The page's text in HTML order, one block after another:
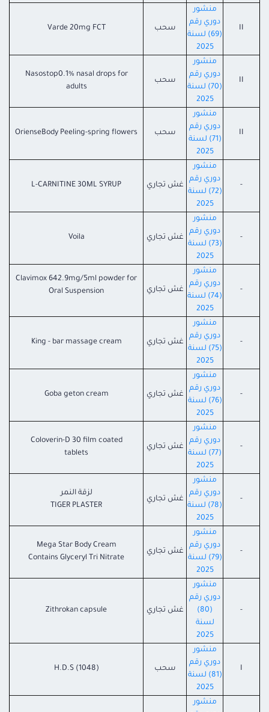
II
منشور
دوري رقم
(69) لسنة
2025
سحب Varde 20mg FCT
II
منشور
دوري رقم
(70) لسنة
2025
سحب
Nasostop0.1% nasal drops for
adults
II
منشور
دوري رقم
(71) لسنة
2025
سحب OrienseBody Peeling-spring flowers
-
منشور
دوري رقم
(72) لسنة
2025
غش تجاري L-CARNITINE 30ML SYRUP
-
منشور
دوري رقم
(73) لسنة
2025
غش تجاري Voila
-
منشور
دوري رقم
(74) لسنة
2025
غش تجاري
Clavimox 642.9mg/5ml powder for
Oral Suspension
-
منشور
دوري رقم
(75) لسنة
2025
غش تجاري King - bar massage cream
-
منشور
دوري رقم
(76) لسنة
2025
غش تجاري Goba geton cream
-
منشور
دوري رقم
(77) لسنة
2025
غش تجاري
Coloverin-D 30 film coated
tablets
-
منشور
دوري رقم
(78) لسنة
2025
غش تجاري
لزقة النمر
TIGER PLASTER
-
منشور
دوري رقم
(79) لسنة
2025
غش تجاري
Mega Star Body Cream
Contains Glyceryl Tri Nitrate
-
منشور
دوري رقم
(80)
لسنة
2025
غش تجاري Zithrokan capsule
I
منشور
دوري رقم
(81) لسنة
2025
سحب H.D.S (1048)
منشور